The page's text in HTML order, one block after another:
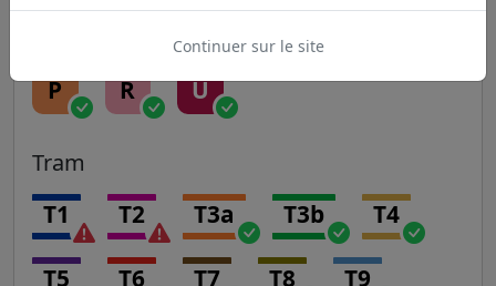
P R U
Tram
T1 T2 T3a T3b T4
T5 T6 T7 T8 T9
Continuer sur le site